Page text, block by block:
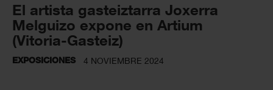
El artista gasteiztarra Joxerra
Melguizo expone en Artium
(Vitoria-Gasteiz)
EXPOSICIONES 4 NOVIEMBRE 2024